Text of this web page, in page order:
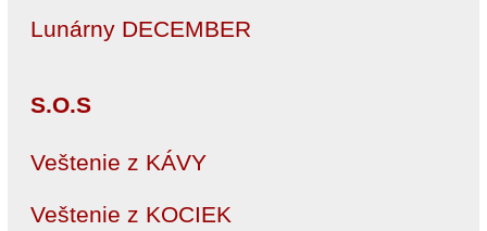
Lunárny DECEMBER
S.O.S
Veštenie z KÁVY
Veštenie z KOCIEK